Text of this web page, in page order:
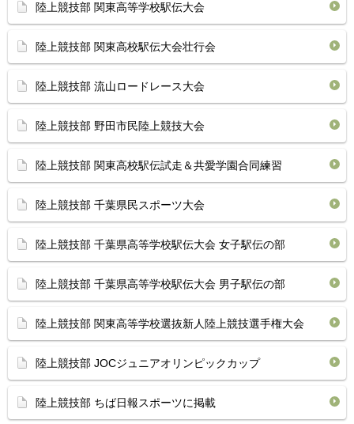
陸上競技部 関東高等学校駅伝大会
陸上競技部 関東高校駅伝大会壮行会
陸上競技部 流山ロードレース大会
陸上競技部 野田市民陸上競技大会
陸上競技部 関東高校駅伝試走＆共愛学園合同練習
陸上競技部 千葉県民スポーツ大会
陸上競技部 千葉県高等学校駅伝大会 女子駅伝の部
陸上競技部 千葉県高等学校駅伝大会 男子駅伝の部
陸上競技部 関東高等学校選抜新人陸上競技選手権大会
陸上競技部 JOCジュニアオリンピックカップ
陸上競技部 ちば日報スポーツに掲載